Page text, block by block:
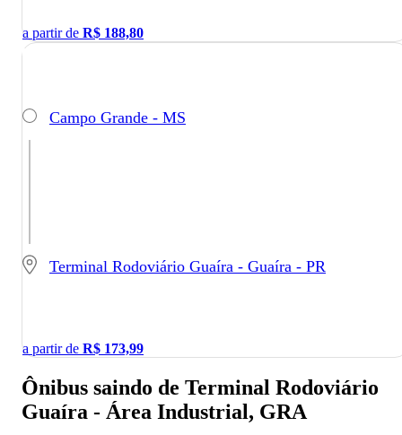
a partir de R$ 188,80
Campo Grande - MS
Terminal Rodoviário Guaíra - Guaíra - PR
a partir de R$ 173,99
Ônibus saindo de Terminal Rodoviário
Guaíra - Área Industrial, GRA